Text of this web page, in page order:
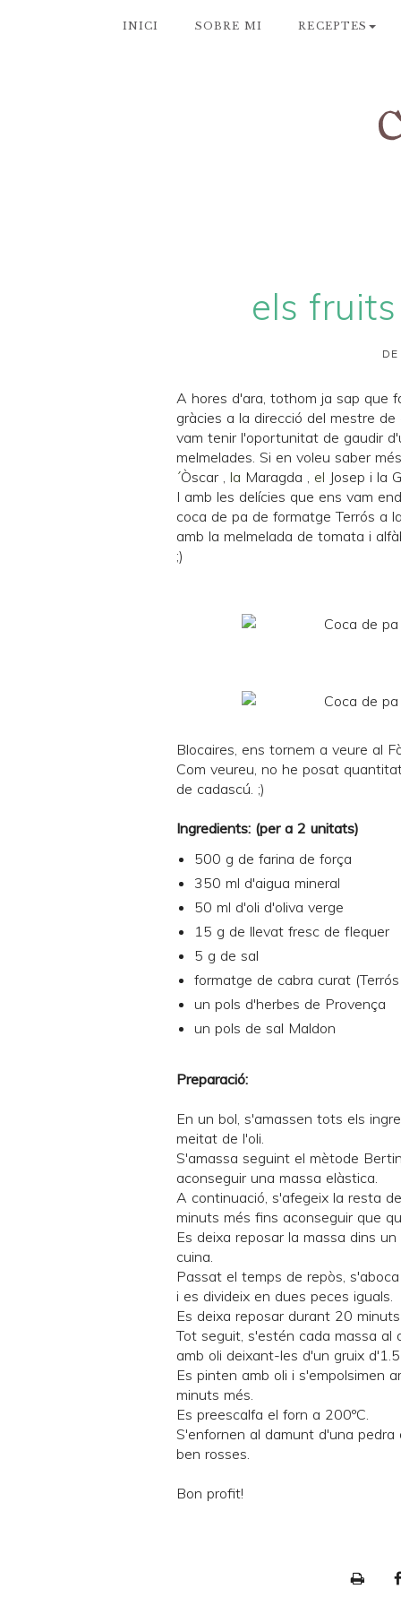
INICI SOBRE MI RECEPTES
els
A hores d'ara, tothom ja sap que
gràcies a la direcció del mestre
vam tenir l'oportunitat de gaudir
melmelades. Si en voleu saber
´Òscar , la Maragda , el Josep i la
I amb les delícies que ens vam
coca de pa de formatgeTerrós a
amb la melmelada de tomata i
;)
Blocaires, ens tornem a veure al
Com veureu, no he posat
de cadascú. ;)
Ingredients: (per a 2 unitats)
500 g de farina de força
350 ml d'aigua mineral
50 ml d'oli d'oliva verge
15 g de llevat fresc de flequer
5 g de sal
formatge de cabra curat
un pols d'herbes de Provença
un pols de sal Maldon
Preparació:
En un bol, s'amassen tots els
meitat de l'oli.
S'amassa seguint el mètode
aconseguir una massa elàstica.
A continuació, s'afegeix la resta
minuts més fins aconseguir que
Es deixa reposar la massa dins
cuina.
Passat el temps de repòs,
i es divideix en dues peces iguals.
Es deixa reposar durant 20
Tot seguit, s'estén cada massa
amb oli deixant-les d'un gruix
Es pinten amb oli i s'empolsimen
minuts més.
Es preescalfa el forn a 200ºC.
S'enfornen al damunt d'una pedra
ben rosses.
Bon profit!